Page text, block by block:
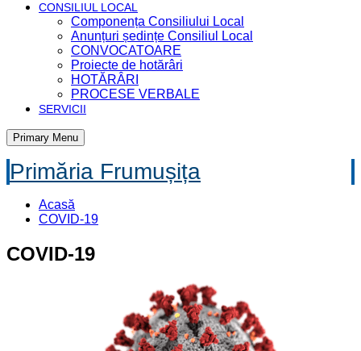
CONSILIUL LOCAL
Componența Consiliului Local
Anunțuri ședințe Consiliul Local
CONVOCATOARE
Proiecte de hotărâri
HOTĂRÂRI
PROCESE VERBALE
SERVICII
Primary Menu
Primăria Frumușița
Acasă
COVID-19
COVID-19